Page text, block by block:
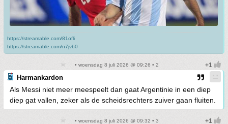
https://streamable.com/81ofli
https://streamable.com/n7jvb0
• woensdag 8 juli 2026 @ 09:26 • 2
Harmankardon
Als Messi niet meer meespeelt dan gaat Argentinie in een diep
diep gat vallen, zeker als de scheidsrechters zuiver gaan fluiten.
• woensdag 8 juli 2026 @ 09:32 • 3